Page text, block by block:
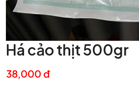
Há cảo thịt 500gr
38,000 đ